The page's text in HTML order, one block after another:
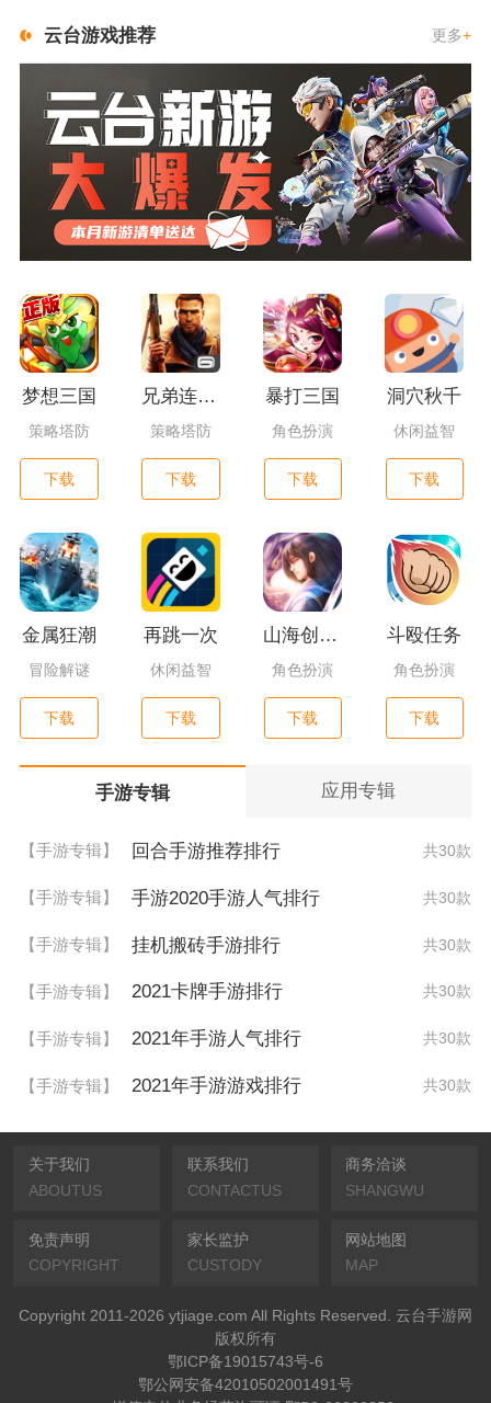
云台游戏推荐 更多+
梦想三国
策略塔防
下载
兄弟连3：战争之子
策略塔防
下载
暴打三国
角色扮演
下载
洞穴秋千
休闲益智
下载
金属狂潮
冒险解谜
下载
再跳一次
休闲益智
下载
山海创世录一剑天逆
角色扮演
下载
斗殴任务
角色扮演
下载
手游专辑 应用专辑
【手游专辑】 回合手游推荐排行 共30款
【手游专辑】 手游2020手游人气排行 共30款
【手游专辑】 挂机搬砖手游排行 共30款
【手游专辑】 2021卡牌手游排行 共30款
【手游专辑】 2021年手游人气排行 共30款
【手游专辑】 2021年手游游戏排行 共30款
关于我们
ABOUTUS
联系我们
CONTACTUS
商务洽谈
SHANGWU
免责声明
COPYRIGHT
家长监护
CUSTODY
网站地图
MAP
Copyright 2011-2026 ytjiage.com All Rights Reserved. 云台手游网
版权所有
鄂ICP备19015743号-6
鄂公网安备42010502001491号